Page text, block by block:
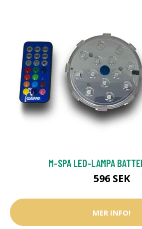
M-SPA LED-LAMPA
596 SEK
MER INFO!